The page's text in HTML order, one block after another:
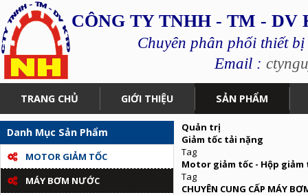
CÔNG TY TNHH - TM -
Chuyên phân phối thiết
Email :
TRANG CHỦ GIỚI THIỆU SẢN PHẨM
Danh Mục Sản Phẩm
MOTOR GIẢM TỐC
MÁY BƠM NƯỚC
Quản trị
Giảm tốc tải nặng
Tag
Motor giảm tốc - Hộp
Tag
CHUYÊN CUNG CẤP MÁY